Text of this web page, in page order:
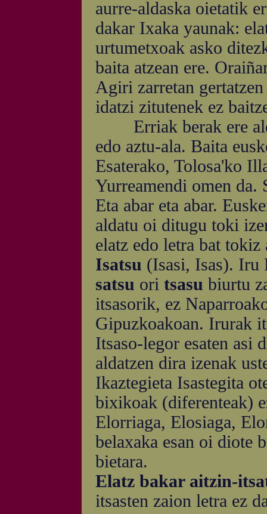
aurre-aldaska oietatik
dakar Ixaka yaunak:
urtumetxoak asko
baita atzean ere.
Agiri zarretan
idatzi zitutenek ez
Erriak berak ere
edo aztu-ala. Baita
Esaterako, Tolosa'ko
Yurreamendi omen da.
Eta abar eta abar.
aldatu oi ditugu toki
elatz edo letra bat tokiz
Isatsu (Isasi, Isas). Iru
satsu ori tsasu biurtu
itsasorik, ez
Gipuzkoakoan. Irurak
Itsaso-legor esaten asi
aldatzen dira izenak
Ikaztegieta Isastegita
bixikoak (diferenteak)
Elorriaga, Elosiaga,
belaxaka esan oi diote
bietara.
Elatz bakar aitzin-
itsasten zaion letra ez